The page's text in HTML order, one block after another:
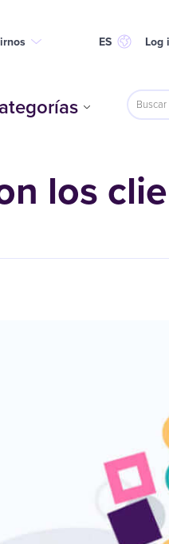
ES Log
los